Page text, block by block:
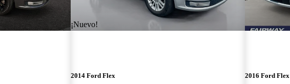
¡Nuevo!
2014 Ford Flex 2016 Ford Flex